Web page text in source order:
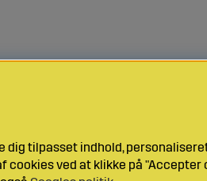
tilpasset indhold,
ved at klikke på "Accepter